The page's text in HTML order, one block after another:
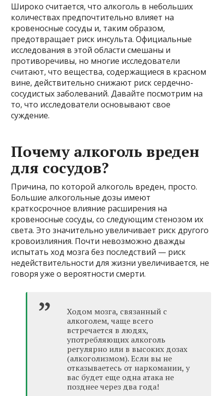
Широко считается, что алкоголь в небольших
количествах предпочтительно влияет на
кровеносные сосуды и, таким образом,
предотвращает риск инсульта. Официальные
исследования в этой области смешаны и
противоречивы, но многие исследователи
считают, что вещества, содержащиеся в красном
вине, действительно снижают риск сердечно-
сосудистых заболеваний. Давайте посмотрим на
то, что исследователи основывают свое
суждение.
Почему алкоголь вреден
для сосудов?
Причина, по которой алкоголь вреден, просто.
Большие алкогольные дозы имеют
краткосрочное влияние расширения на
кровеносные сосуды, со следующим стенозом их
света. Это значительно увеличивает риск другого
кровоизлияния. Почти невозможно дважды
испытать ход мозга без последствий — риск
недействительности для жизни увеличивается, не
говоря уже о вероятности смерти.
Ходом мозга, связанный с
алкоголем, чаще всего
встречается в людях,
употребляющих алкоголь
регулярно или в высоких дозах
(алкоголизмом). Если вы не
отказываетесь от наркомании, у
вас будет еще одна атака не
позднее через два года!